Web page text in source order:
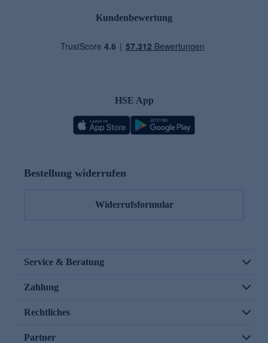
Kundenbewertung
HSE App
Bestellung widerrufen
Widerrufsformular
Service & Beratung
Zahlung
Rechtliches
Partner